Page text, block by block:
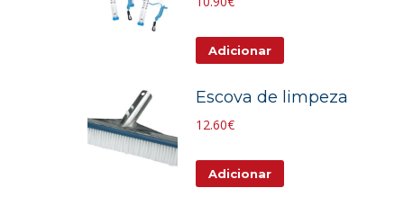
Adicionar
Escova de limpeza
12.60€
Adicionar